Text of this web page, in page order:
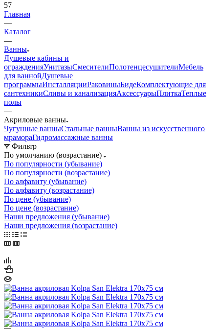
57
Главная
—
Каталог
—
Ванны
Душевые кабины и
огражденияУнитазыСмесителиПолотенцесушителиМебель
для ваннойДушевые
программыИнсталляцииРаковиныБидеКомплектующие для
сантехникиСливы и канализацияАксессуарыПлиткаТеплые
полы
—
Акриловые ванны
Чугунные ванныСтальные ванныВанны из искусственного
мрамораГидромассажные ванны
Фильтр
По умолчанию (возрастание)
По популярности (убывание)
По популярности (возрастание)
По алфавиту (убывание)
По алфавиту (возрастание)
По цене (убывание)
По цене (возрастание)
Наши предложения (убывание)
Наши предложения (возрастание)